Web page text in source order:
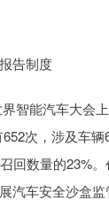
告制度
智能汽车大会
次，涉及车辆
回数量的23%
汽车安全沙盒